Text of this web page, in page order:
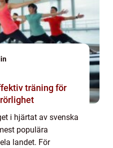
i hjärtat av svenska
populära
landet. För